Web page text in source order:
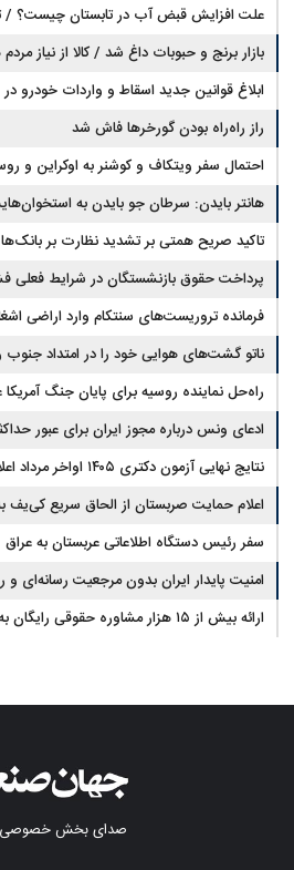
دارد
علت افزایش قبض آب در تابستان چیست؟ /
بازار برنج و حبوبات داغ شد / کالا از نیاز
سوخت‌رسانی به فرسوده‌ها
راز راه‌راه بودن گورخرها فاش شد
احتمال سفر ویتکاف و کوشنر به اوکراین و
هانتر بایدن: سرطان جو بایدن به
تاکید صریح همتی بر تشدید نظارت بر بانک‌ها
پرداخت حقوق بازنشستگان در شرایط فعلی
فرمانده تروریست‌های سنتکام وارد اراضی
ناتو گشت‌های هوایی خود را در امتداد
راه‌حل نماینده روسیه برای پایان جنگ آمریکا
ادعای ونس درباره مجوز ایران برای عبور
نتایج نهایی آزمون دکتری ۱۴۰۵ اواخر مرداد اعلام می‌شود
اعلام حمایت صربستان از الحاق سریع کی‌یف به
سفر رئیس دستگاه اطلاعاتی عربستان به عراق
امنیت پایدار ایران بدون مرجعیت
ارائه بیش از ۱۵ هزار مشاوره حقوقی
صدای بخش خصوصی